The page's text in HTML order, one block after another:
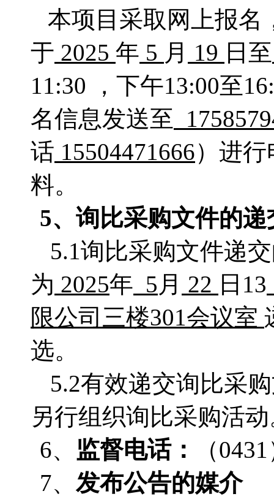
本项目采取网上报名
于 2025 年 5 月 19 日至
11:30 ，下午13:00至
名信息发送至
话 15504471666）进
料。
5、 询比采购文件的递
5.1询比采购文件递
为 2025年 5 月 22 日13
限公司 三楼301会议室
选。
5.2有效递交询比采
另行组织询比采购活
6、
监督电话： （
7、 发布公告的媒介